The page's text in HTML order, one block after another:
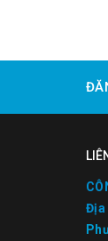
Địa